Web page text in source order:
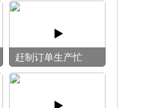
赶制订单生产忙